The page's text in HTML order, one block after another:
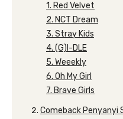
1. Red Velvet
2. NCT Dream
3. Stray Kids
4. (G)I-DLE
5. Weeekly
6. Oh My Girl
7. Brave Girls
Comeback Penyanyi